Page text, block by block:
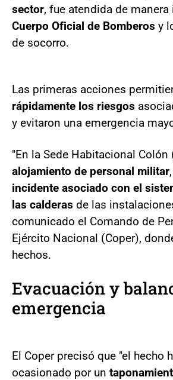
sector, fue atendida de
Cuerpo Oficial de Bomberos y
de socorro.
Las primeras acciones
rápidamente los riesgos
y evitaron una emergencia
"En la Sede Habitacional
alojamiento de personal militar
incidente asociado con el
las calderas de las
comunicado el Comando de
Ejército Nacional (Coper),
hechos.
Evacuación y
emergencia
El Coper precisó que "el hecho
ocasionado por un